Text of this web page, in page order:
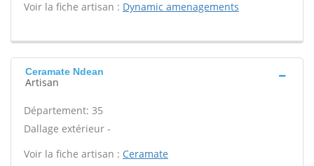
Voir la fiche artisan : Dynamic amenagements
Ceramate Ndean
Artisan
Département: 35
Dallage extérieur -
Voir la fiche artisan : Ceramate